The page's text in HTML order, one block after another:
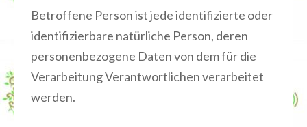
Betroffene Person ist jede identifizierte oder
identifizierbare natürliche Person, deren
personenbezogene Daten von dem für die
Verarbeitung Verantwortlichen verarbeitet
werden.